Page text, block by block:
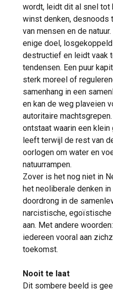
wordt, leidt dit al snel tot
winst denken, desnoods
van mensen en de
enige doel,
destructief en leidt vaak
tendensen. Een puur
sterk moreel of
samenhang in een
en kan de weg plaveien
autoritaire
ontstaat waarin een
leeft terwijl de rest van
oorlogen om water en
natuurrampen.
Zover is het nog niet in
het neoliberale denken
doordrong in de
narcistische,
aan. Met andere
iedereen vooral aan
toekomst.
Nooit te laat
Dit sombere beeld is